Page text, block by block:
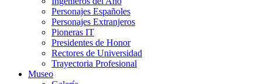
Personajes Españoles
Personajes Extranjeros
Pioneras IT
Presidentes de Honor
Rectores de Universidad
Trayectoria Profesional
Museo